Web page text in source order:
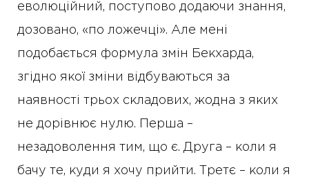
еволюційний, поступово додаючи знання,
дозовано, «по ложечці». Але мені
подобається формула змін Бекхарда,
згідно якої зміни відбуваються за
наявності трьох складових, жодна з яких
не дорівнює нулю. Перша –
незадоволення тим, що є. Друга – коли я
бачу те, куди я хочу прийти. Третє – коли я